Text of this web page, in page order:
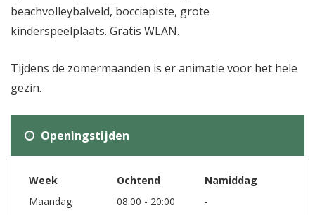
beachvolleybalveld, bocciapiste, grote
kinderspeelplaats. Gratis WLAN.
Tijdens de zomermaanden is er animatie voor het hele
gezin.
Openingstijden
Week Ochtend
Namiddag
Maandag
08:00 - 20:00
-